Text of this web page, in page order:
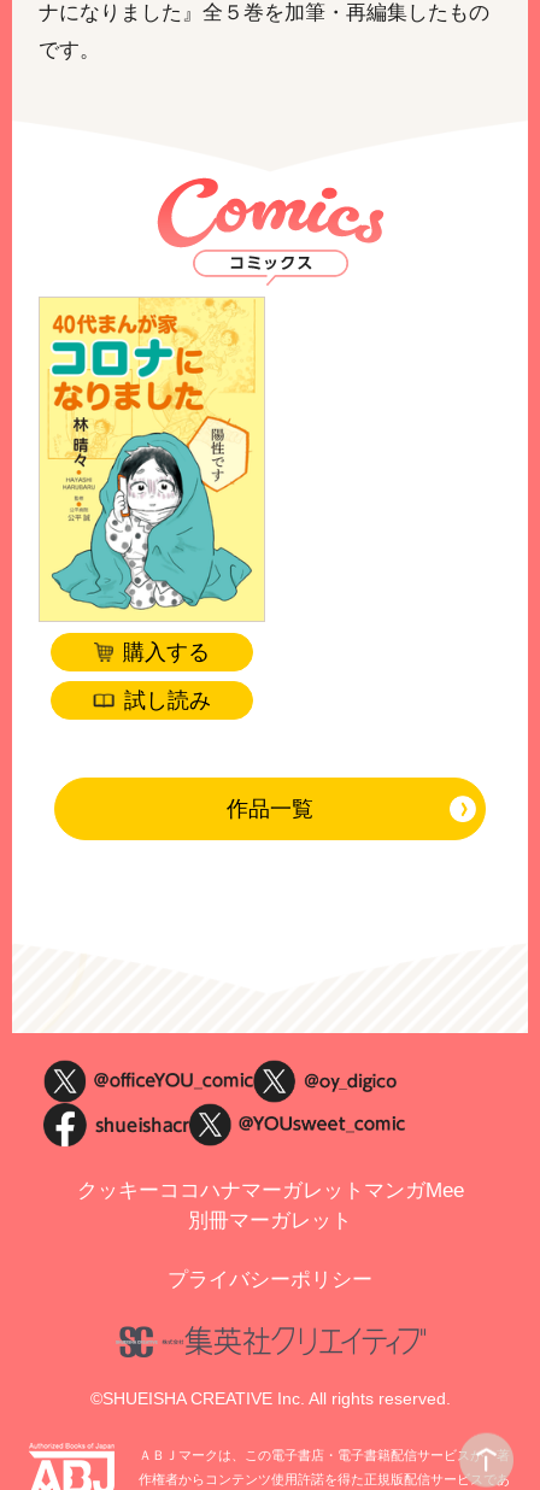
ナになりました』全５巻を加筆・再編集したもの
です。
購入する
試し読み
作品一覧
クッキーココハナマーガレット マンガMee
別冊マーガレット
プライバシーポリシー
©SHUEISHA CREATIVE Inc. All rights reserved.
ＡＢＪマークは、この電子書店・電子書籍配信サービスが、著
作権者からコンテンツ使用許諾を得た正規版配信サービスであ